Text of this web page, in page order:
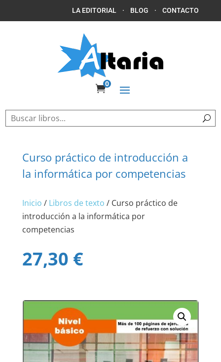
LA EDITORIAL · BLOG ·CONTACTO
0
Curso práctico de introducción a
la informática por competencias
Inicio / Libros de texto / Curso práctico de
introducción a la informática por
competencias
27,30 €